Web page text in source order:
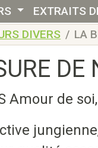
EXTRAITS
DIVERS LA
Amour de